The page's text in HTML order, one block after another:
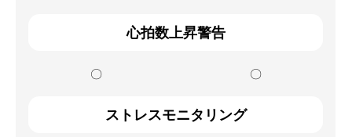
心拍数上昇警告
〇 〇
ストレスモニタリング